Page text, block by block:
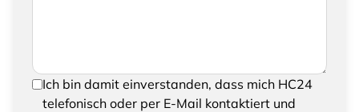
Um Ihre Anfrage senden zu können, bestätigen
Sie bitte das Speichern und Verarbeiten Ihrer
Ich bin damit einverstanden, dass mich HC24
telefonisch oder per E-Mail kontaktiert und